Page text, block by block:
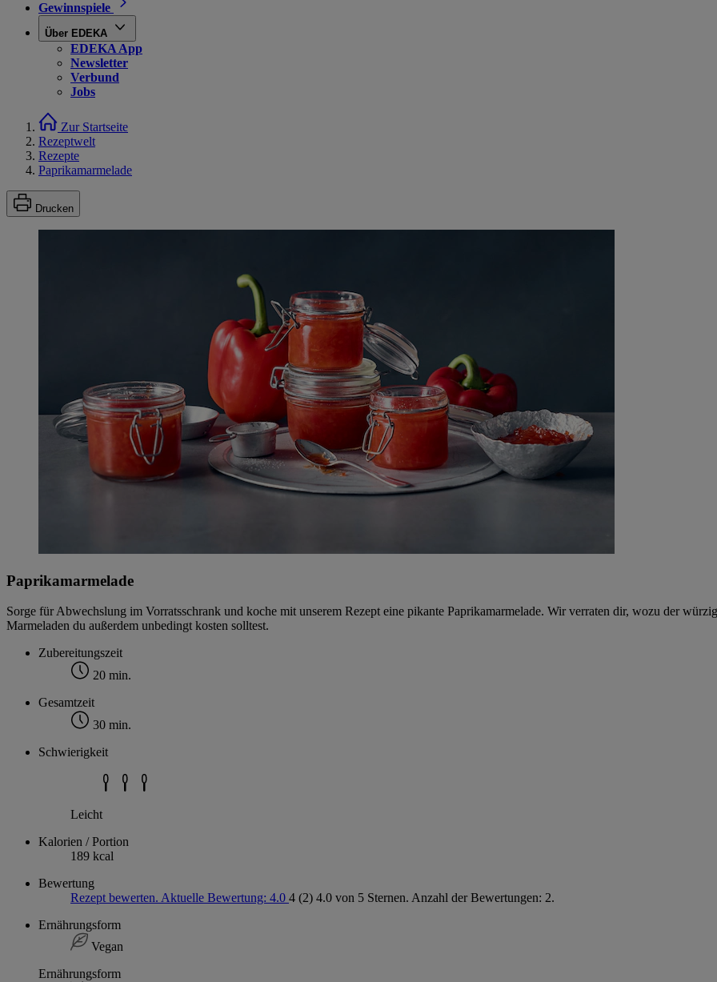
Gewinnspiele
Über EDEKA
EDEKA App
Newsletter
Verbund
Jobs
Zur Startseite
Rezeptwelt
Rezepte
Paprikamarmelade
Drucken
Paprikamarmelade
Sorge für Abwechslung im Vorratsschrank und koche mit unserem Rezept eine pikante Paprikamarmelade. Wir verraten dir, wozu der
Marmeladen du außerdem unbedingt kosten solltest.
Zubereitungszeit
20 min.
Gesamtzeit
30 min.
Schwierigkeit
Leicht
Kalorien / Portion
189 kcal
Bewertung
Rezept bewerten. Aktuelle Bewertung: 4.0 4 (2) 4.0 von 5 Sternen. Anzahl der Bewertungen: 2.
Ernährungsform
Vegan
Ernährungsform